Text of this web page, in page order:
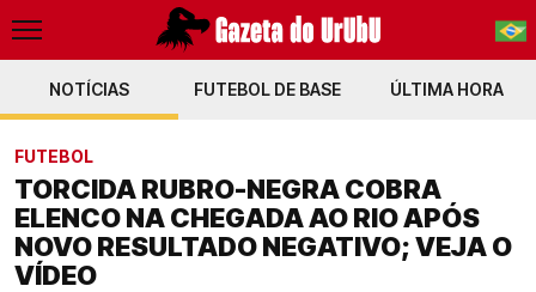
PT-BR
NOTÍCIAS FUTEBOL DE BASE ÚLTIMA HORA
FUTEBOL
TORCIDA RUBRO-NEGRA COBRA
ELENCO NA CHEGADA AO RIO APÓS
NOVO RESULTADO NEGATIVO; VEJA O
VÍDEO